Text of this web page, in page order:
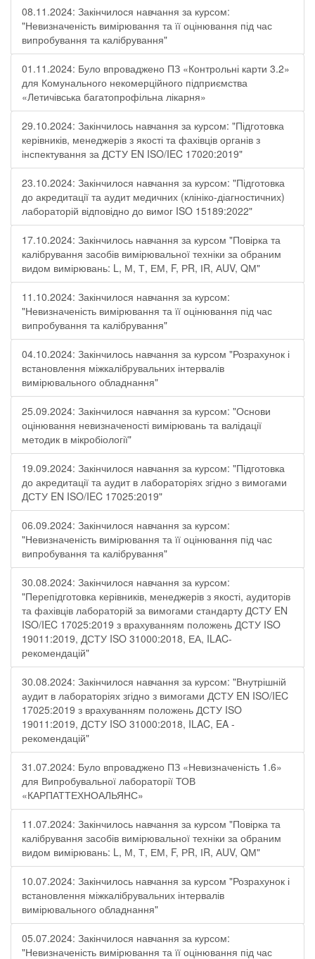
08.11.2024: Закінчилося навчання за курсом:
"Невизначеність вимірювання та її оцінювання під час
випробування та калібрування"
01.11.2024: Було впроваджено ПЗ «Контрольні карти 3.2»
для Комунального некомерційного підприємства
«Летичівська багатопрофільна лікарня»
29.10.2024: Закінчилось навчання за курсом: "Підготовка
керівників, менеджерів з якості та фахівців органів з
інспектування за ДСТУ EN ISO/IEC 17020:2019"
23.10.2024: Закінчилося навчання за курсом: "Підготовка
до акредитації та аудит медичних (клініко-діагностичних)
лабораторій відповідно до вимог ISO 15189:2022"
17.10.2024: Закінчилось навчання за курсом "Повірка та
калібрування засобів вимірювальної техніки за обраним
видом вимірювань: L, М, Т, ЕМ, F, РR, ІR, АUV, QМ"
11.10.2024: Закінчилося навчання за курсом:
"Невизначеність вимірювання та її оцінювання під час
випробування та калібрування"
04.10.2024: Закінчилось навчання за курсом "Розрахунок і
встановлення міжкалібрувальних інтервалів
вимірювального обладнання"
25.09.2024: Закінчилося навчання за курсом: "Основи
оцінювання невизначеності вимірювань та валідації
методик в мікробіології"
19.09.2024: Закінчилося навчання за курсом: "Підготовка
до акредитації та аудит в лабораторіях згідно з вимогами
ДСТУ EN ISO/IEC 17025:2019"
06.09.2024: Закінчилося навчання за курсом:
"Невизначеність вимірювання та її оцінювання під час
випробування та калібрування"
30.08.2024: Закінчилося навчання за курсом:
"Перепідготовка керівників, менеджерів з якості, аудиторів
та фахівців лабораторій за вимогами стандарту ДСТУ EN
ISO/IEC 17025:2019 з врахуванням положень ДСТУ ISO
19011:2019, ДСТУ ISO 31000:2018, ЕА, ILAC-
рекомендацій"
30.08.2024: Закінчилося навчання за курсом: "Внутрішній
аудит в лабораторіях згідно з вимогами ДСТУ EN ISO/IEC
17025:2019 з врахуванням положень ДСТУ ISO
19011:2019, ДСТУ ISO 31000:2018, ILAC, EA -
рекомендацій"
31.07.2024: Було впроваджено ПЗ «Невизначеність 1.6»
для Випробувальної лабораторії ТОВ
«КАРПАТТЕХНОАЛЬЯНС»
11.07.2024: Закінчилось навчання за курсом "Повірка та
калібрування засобів вимірювальної техніки за обраним
видом вимірювань: L, М, Т, ЕМ, F, РR, ІR, АUV, QМ"
10.07.2024: Закінчилось навчання за курсом "Розрахунок і
встановлення міжкалібрувальних інтервалів
вимірювального обладнання"
05.07.2024: Закінчилося навчання за курсом:
"Невизначеність вимірювання та її оцінювання під час